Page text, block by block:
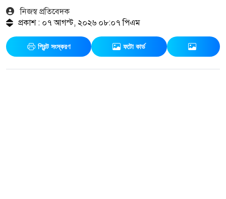
নিজস্ব প্রতিবেদক
প্রকাশ : ০৭ আগস্ট, ২০২৬ ০৮:০৭ পিএম
প্রিন্ট সংস্করণ ফটো কার্ড